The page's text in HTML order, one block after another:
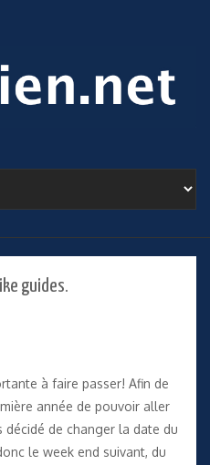
guides.
à faire passer! Afin de
année de pouvoir aller
de changer la date du
le week end suivant, du